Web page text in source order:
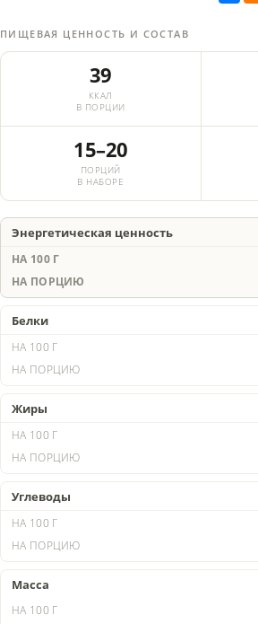
ПИЩЕВАЯ ЦЕННОСТЬ И СОСТАВ
39
ККАЛ
В ПОРЦИИ
15–20
ПОРЦИЙ
В НАБОРЕ
Энергетическая ценность
Белки
Жиры
Углеводы
Масса